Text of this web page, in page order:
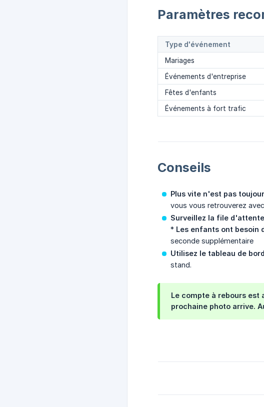
Paramètres
Type d'événement
Mariages
Événements d'entreprise
Fêtes d'enfants
Événements à fort trafic
Conseils
Plus vite n'est pas
vous vous retrouverez
Surveillez la file d'attente
* Les enfants ont besoin
seconde supplémentaire
Utilisez le tableau de
stand.
Le compte à rebours
prochaine photo arrive.